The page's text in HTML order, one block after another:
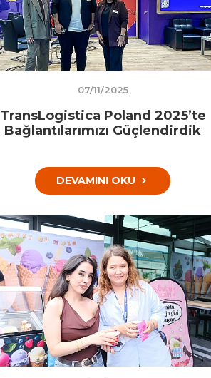
07/11/2025
TransLogistica Poland 2025’te
Bağlantılarımızı Güçlendirdik
DEVAMINI OKU